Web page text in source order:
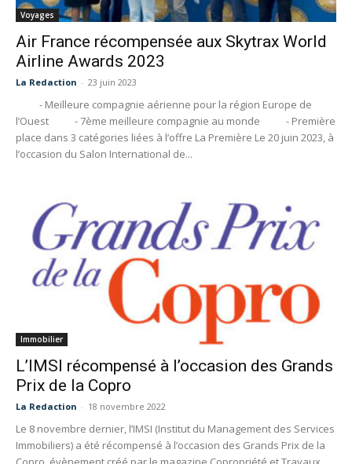
Voyages
Air France récompensée aux Skytrax World
Airline Awards 2023
La Redaction - 23 juin 2023
- Meilleure compagnie aérienne pour la région Europe de
l’Ouest - 7ème meilleure compagnie au monde - Première
place dans 3 catégories liées à l’offre La Première Le 20 juin 2023, à
l’occasion du Salon International de...
Immobilier
L’IMSI récompensé à l’occasion des Grands
Prix de la Copro
La Redaction - 18 novembre 2022
Le 8 novembre dernier, l’IMSI (Institut du Management des Services
Immobiliers) a été récompensé à l’occasion des Grands Prix de la